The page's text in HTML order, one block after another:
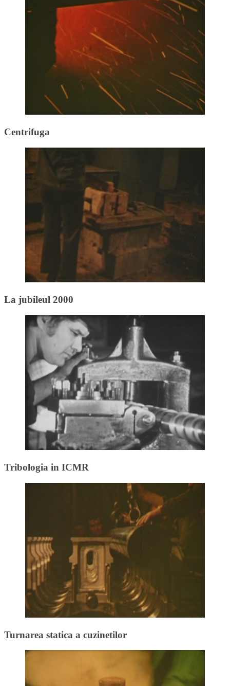
Centrifuga
La jubileul 2000
Tribologia in ICMR
Turnarea statica a cuzinetilor